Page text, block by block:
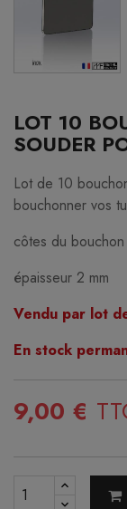
LOT 10
SOUDER
Lot de 10
bouchonner vos
côtes du
épaisseur 2 mm
Vendu par lot
En stock
9,00 €